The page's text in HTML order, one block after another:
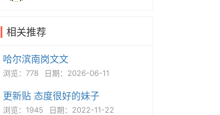
相关推荐
哈尔滨南岗文文
浏览：778 日期：2026-06-11
更新贴 态度很好的妹子
浏览：1945 日期：2022-11-22